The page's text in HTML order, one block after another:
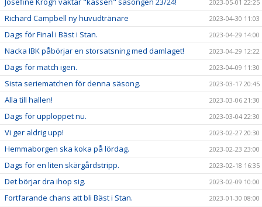
2023-05-01 22:25
Richard Campbell ny huvudtränare 2023-04-30 11:03
Dags för Final i Bäst i Stan. 2023-04-29 14:00
Nacka IBK påbörjar en storsatsning med damlaget! 2023-04-29 12:22
Dags för match igen. 2023-04-09 11:30
Sista seriematchen för denna säsong. 2023-03-17 20:45
Alla till hallen! 2023-03-06 21:30
Dags för upploppet nu. 2023-03-04 22:30
Vi ger aldrig upp! 2023-02-27 20:30
Hemmaborgen ska koka på lördag. 2023-02-23 23:00
Dags för en liten skärgårdstripp. 2023-02-18 16:35
Det börjar dra ihop sig. 2023-02-09 10:00
Fortfarande chans att bli Bäst i Stan. 2023-01-30 08:00